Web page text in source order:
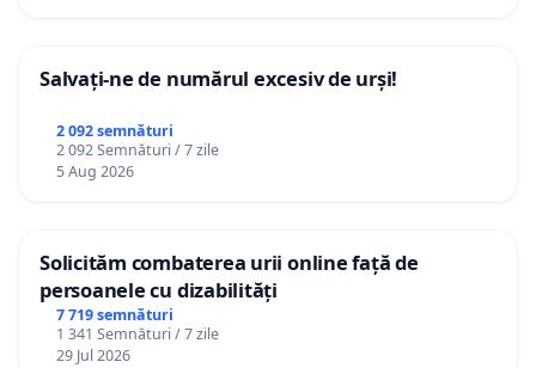
Salvați-ne de numărul excesiv de urși!
2 092 semnături
2 092 Semnături / 7 zile
5 Aug 2026
Solicităm combaterea urii online față de
persoanele cu dizabilități
7 719 semnături
1 341 Semnături / 7 zile
29 Jul 2026